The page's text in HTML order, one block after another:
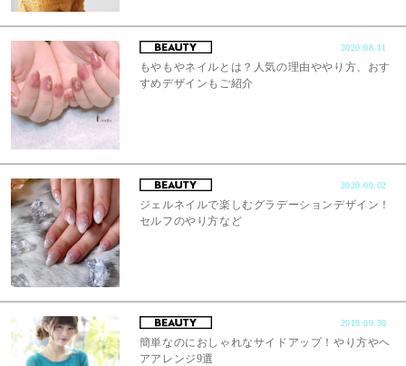
2020.08.11
もやもやネイルとは？人気の理由ややり方、おす
すめデザインもご紹介
2020.09.02
ジェルネイルで楽しむグラデーションデザイン！
セルフのやり方など
2018.09.30
簡単なのにおしゃれなサイドアップ！やり方やヘ
アアレンジ9選